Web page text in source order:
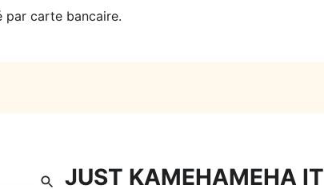
par carte bancaire.
JUST KAMEHAMEHA IT